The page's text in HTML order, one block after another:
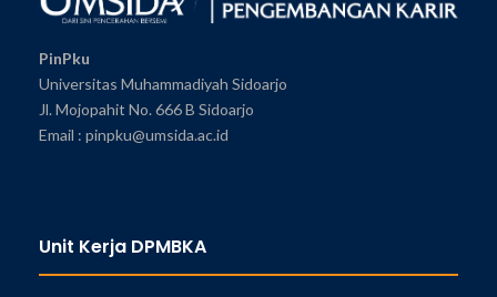
PinPku
Universitas Muhammadiyah Sidoarjo
Jl. Mojopahit No. 666 B Sidoarjo
Email : pinpku@umsida.ac.id
Unit Kerja DPMBKA